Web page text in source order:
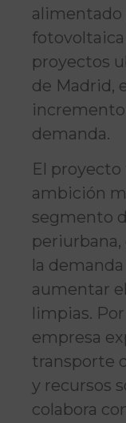
alimentado
proyectos
de Madrid,
demanda.
El
ambición
segmento
la
aumentar
limpias.
empresa
transporte
y recursos
colabora